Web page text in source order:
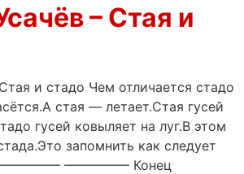
– Стая и
и стадо Чем отличается стадо
стая — летает.Стая гусей
гусей ковыляет на луг.В этом
запомнить как следует
————— Конец